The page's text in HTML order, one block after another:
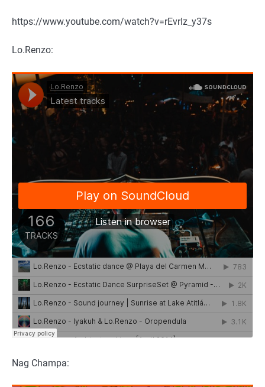
https://www.youtube.com/watch?v=rEvrIz_y37s
Lo.Renzo:
Nag Champa: